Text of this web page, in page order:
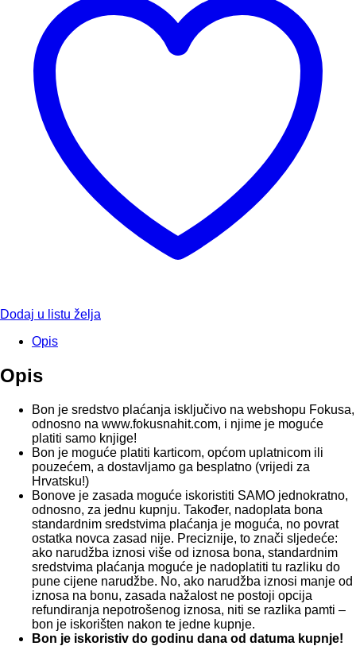
Dodaj u listu želja
Opis
Opis
Bon je sredstvo plaćanja isključivo na webshopu Fokusa,
odnosno na www.fokusnahit.com, i njime je moguće
platiti samo knjige!
Bon je moguće platiti karticom, općom uplatnicom ili
pouzećem, a dostavljamo ga besplatno (vrijedi za
Hrvatsku!)
Bonove je zasada moguće iskoristiti SAMO jednokratno,
odnosno, za jednu kupnju. Također, nadoplata bona
standardnim sredstvima plaćanja je moguća, no povrat
ostatka novca zasad nije. Preciznije, to znači sljedeće:
ako narudžba iznosi više od iznosa bona, standardnim
sredstvima plaćanja moguće je nadoplatiti tu razliku do
pune cijene narudžbe. No, ako narudžba iznosi manje od
iznosa na bonu, zasada nažalost ne postoji opcija
refundiranja nepotrošenog iznosa, niti se razlika pamti –
bon je iskorišten nakon te jedne kupnje.
Bon je iskoristiv do godinu dana od datuma kupnje!